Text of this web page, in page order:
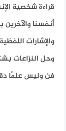
قراءة شخصية
أنفسنا
والإشارات
وحل النزاعات
فن وليس علمًا